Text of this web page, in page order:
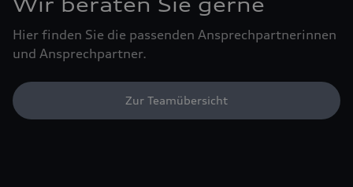
Wir beraten Sie gerne
Hier finden Sie die passenden Ansprechpartnerinnen
und Ansprechpartner.
Zur Teamübersicht